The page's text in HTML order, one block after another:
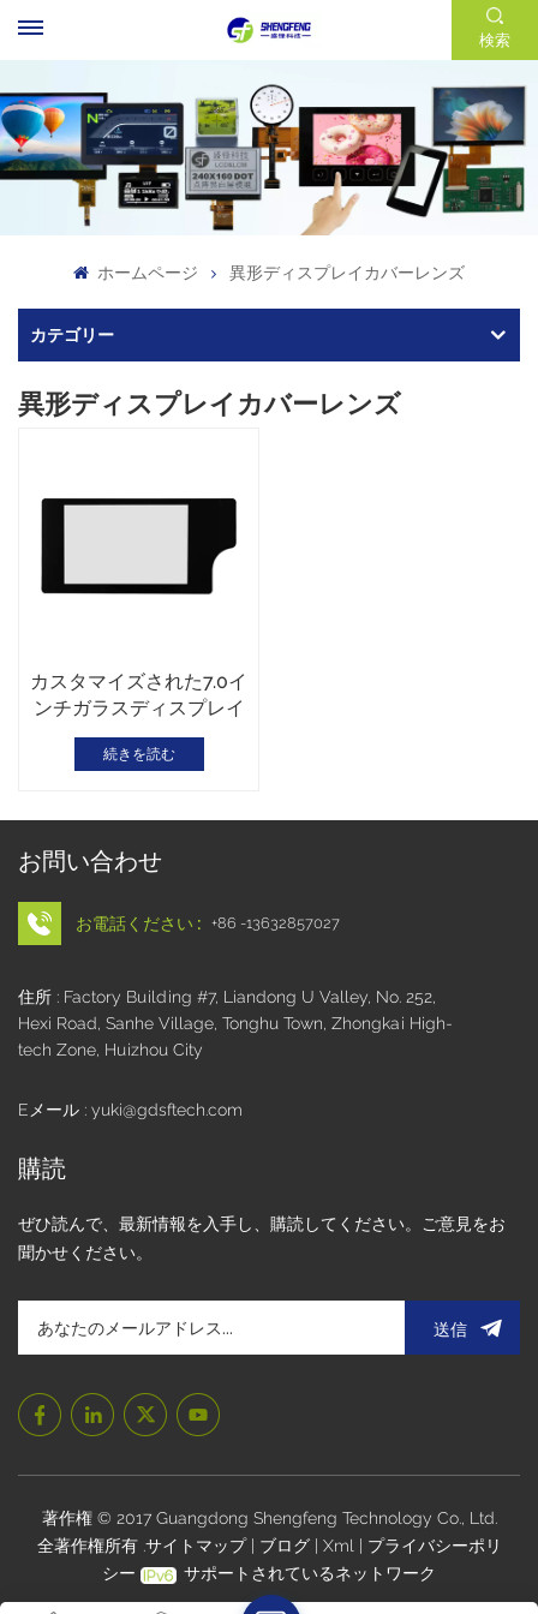
検索
ホームページ 異形ディスプレイカバーレンズ
カテゴリー
異形ディスプレイカバーレンズ
カスタマイズされた7.0イ
ンチガラスディスプレイ
カバーレンズ
続きを読む
お問い合わせ
お電話ください : +86 -13632857027
住所 : Factory Building #7, Liandong U Valley, No. 252,
Hexi Road, Sanhe Village, Tonghu Town, Zhongkai High-
tech Zone, Huizhou City
Eメール : yuki@gdsftech.com
購読
ぜひ読んで、最新情報を入手し、購読してください。ご意見をお
聞かせください。
送信
著作権 © 2017 Guangdong Shengfeng Technology Co., Ltd.
全著作権所有 .サイトマップ ブログ Xml| プライバシーポリ
シー
サポートされているネットワーク